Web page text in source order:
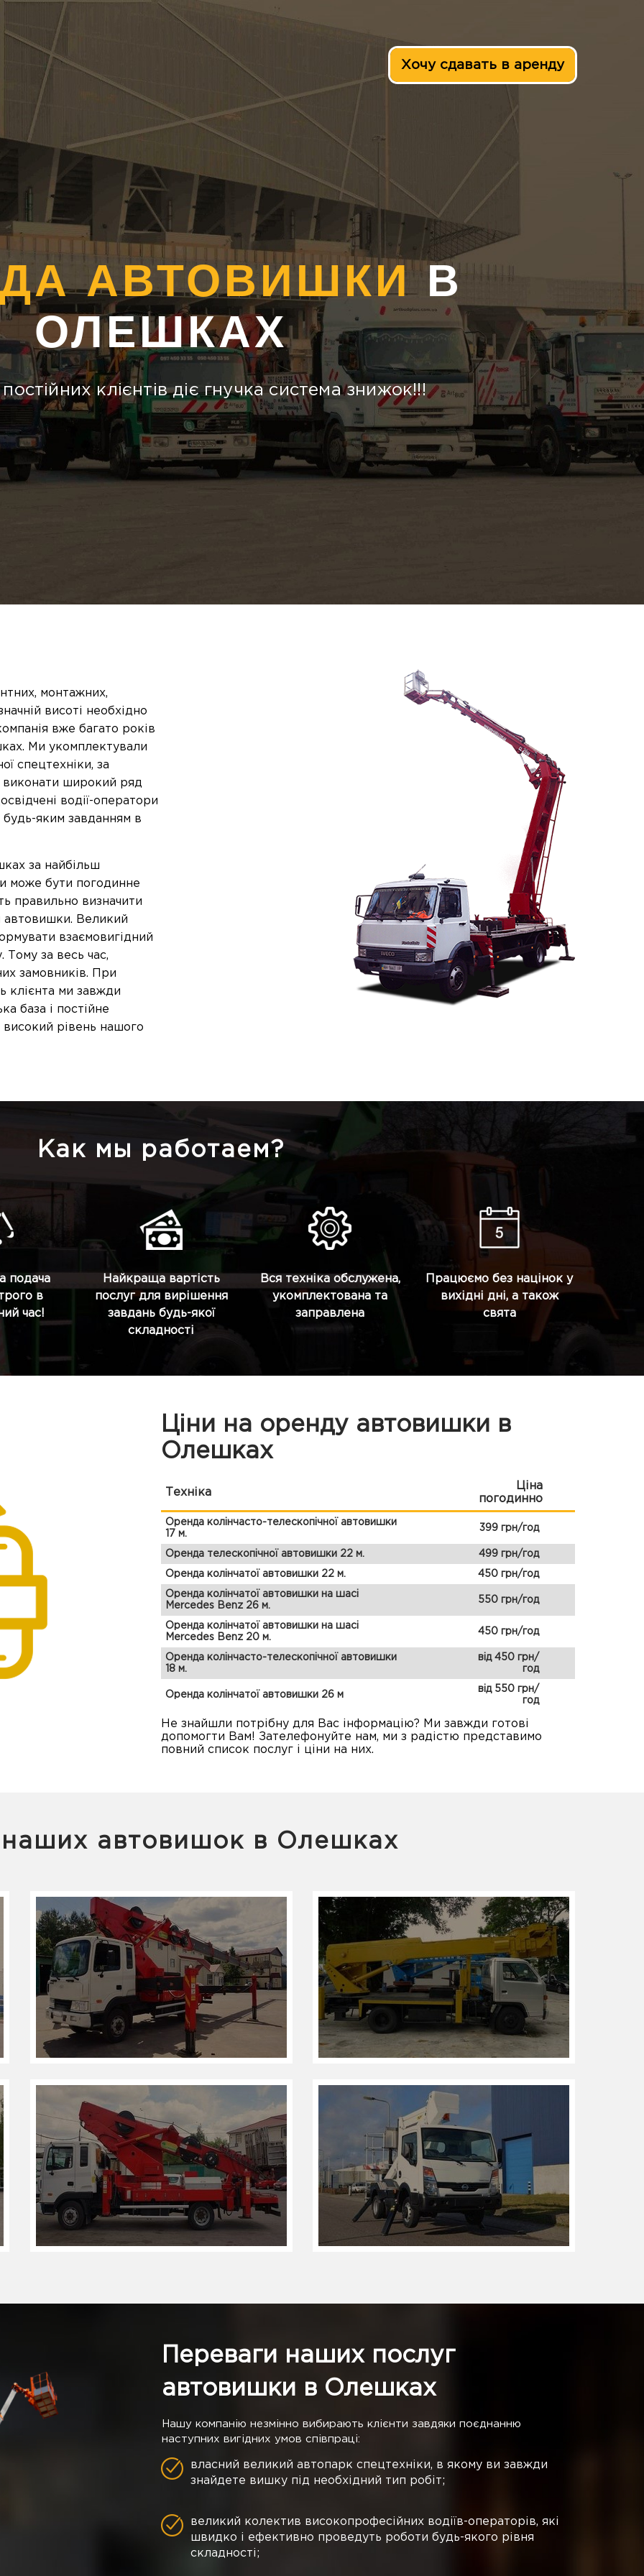
Хочу сдавать в аренду
АВТОВИШКИВ
ОЛЕШКАХ
клієнтів діє гнучка система знижок!!!
монтажних,
висоті необхідно
вже багато років
Ми укомплектували
спецтехніки, за
виконати широкий ряд
водії-оператори
яким завданням в
за найбільш
може бути погодинне
правильно визначити
автовишки. Великий
взаємовигідний
Тому за весь час,
замовників. При
клієнта ми завжди
база і постійне
рівень нашого
Как мы работаем?
подача
в
час!
Найкраща вартість
послуг для вирішення
завдань будь-якої
складності
Вся техніка обслужена,
укомплектована та
заправлена
Працюємо без націнок у
вихідні дні, а також
свята
Ціни на оренду автовишки в
Олешках
Техніка
Ціна
погодинно
Оренда колінчасто-телескопічної автовишки
17 м.
399 грн/год
Оренда телескопічної автовишки 22 м. 499 грн/год
Оренда колінчатої автовишки 22 м. 450 грн/год
Оренда колінчатої автовишки на шасі
Mercedes Benz 26 м.
550 грн/год
Оренда колінчатої автовишки на шасі
Mercedes Benz 20 м.
450 грн/год
Оренда колінчасто-телескопічної автовишки
18 м.
від 450 грн/
год
Оренда колінчатої автовишки 26 м
від 550 грн/
год
Не знайшли потрібну для Вас інформацію? Ми завжди готові
допомогти Вам! Зателефонуйте нам, ми з радістю представимо
повний список послуг і ціни на них.
автовишок в Олешках
Переваги наших послуг
автовишки в Олешках
Нашу компанію незмінно вибирають клієнти завдяки поєднанню
наступних вигідних умов співпраці:
власний великий автопарк спецтехніки, в якому ви завжди
знайдете вишку під необхідний тип робіт;
великий колектив високопрофесійних водіїв-операторів, які
швидко і ефективно проведуть роботи будь-якого рівня
складності;